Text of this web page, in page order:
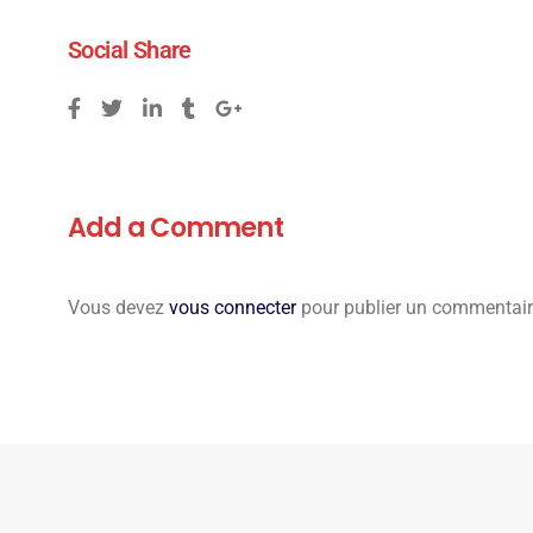
Social Share
Add a Comment
Vous devez vous connecterpour publier un